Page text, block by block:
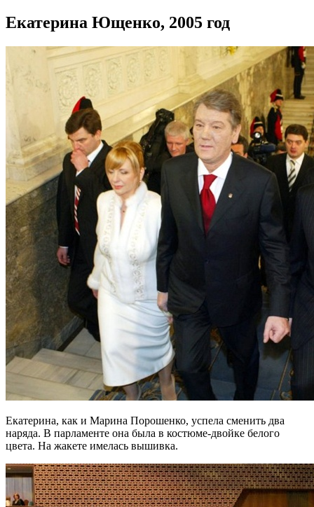
Екатерина Ющенко, 2005 год
Екатерина, как и Марина Порошенко, успела сменить два
наряда. В парламенте она была в костюме-двойке белого
цвета. На жакете имелась вышивка.